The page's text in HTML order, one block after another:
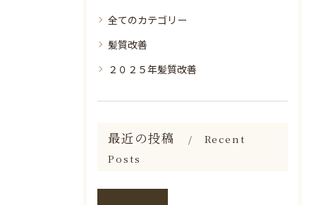
全てのカテゴリー
髪質改善
２０２５年髪質改善
最近の投稿
Recent
Posts